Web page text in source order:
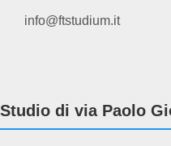
info@ftstudium.it
Studio di via Paolo